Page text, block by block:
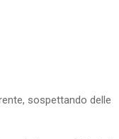
sospettando delle